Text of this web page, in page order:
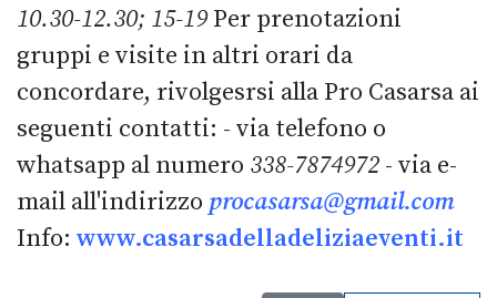
10.30-12.30; 15-19Per prenotazioni
gruppi e visite in altri orari da
concordare, rivolgesrsi alla Pro Casarsa ai
seguenti contatti: - via telefono o
whatsapp al numero 338-7874972 - via e-
mail all'indirizzo procasarsa@gmail.com
Info: www.casarsadelladeliziaeventi.it